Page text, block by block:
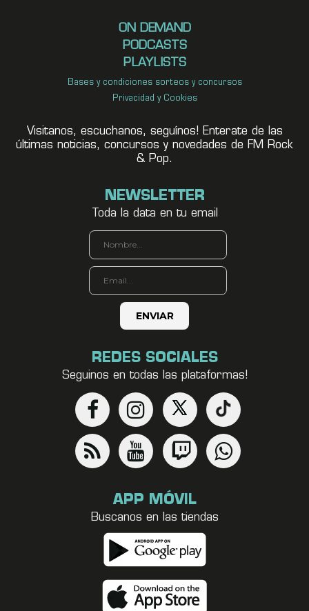
ON DEMAND
PODCASTS
PLAYLISTS
Bases y condiciones sorteos y concursos
Privacidad y Cookies
Visitanos, escuchanos, seguínos! Enterate de las
últimas noticias, concursos y novedades de FM Rock
& Pop.
NEWSLETTER
Toda la data en tu email
REDES SOCIALES
Seguinos en todas las plataformas!
APP MÓVIL
Buscanos en las tiendas